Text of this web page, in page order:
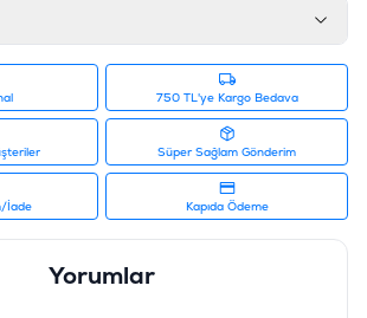
ve kolay temizlenebilir yapısıyla bu
veya köpeğiniz için evinizdeki en
ve Donanım
Açıklama / Değer
2.5lt
750 TL'ye Kargo Bedava
Süper Sağlam Gönderim
İade Kapıda Ödeme
Yorumlar